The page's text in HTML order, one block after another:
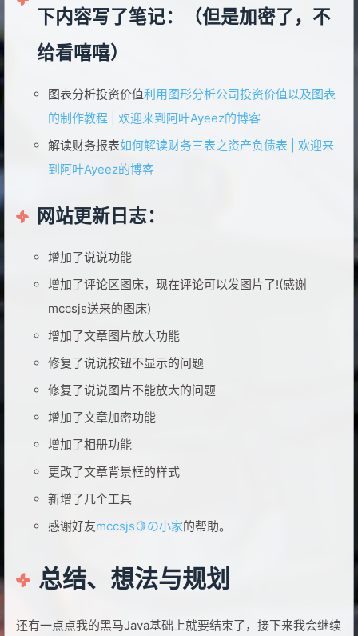
下内容写了笔记：（但是加密了，不
给看嘻嘻）
图表分析投资价值利用图形分析公司投资价值以及图表
的制作教程 | 欢迎来到阿叶Ayeez的博客
解读财务报表如何解读财务三表之资产负债表 | 欢迎来
到阿叶Ayeez的博客
网站更新日志：
增加了说说功能
增加了评论区图床，现在评论可以发图片了!(感谢
mccsjs送来的图床)
增加了文章图片放大功能
修复了说说按钮不显示的问题
修复了说说图片不能放大的问题
增加了文章加密功能
增加了相册功能
更改了文章背景框的样式
新增了几个工具
感谢好友mccsjs🍋の小家的帮助。
总结、想法与规划
还有一点点我的黑马Java基础上就要结束了，接下来我会继续